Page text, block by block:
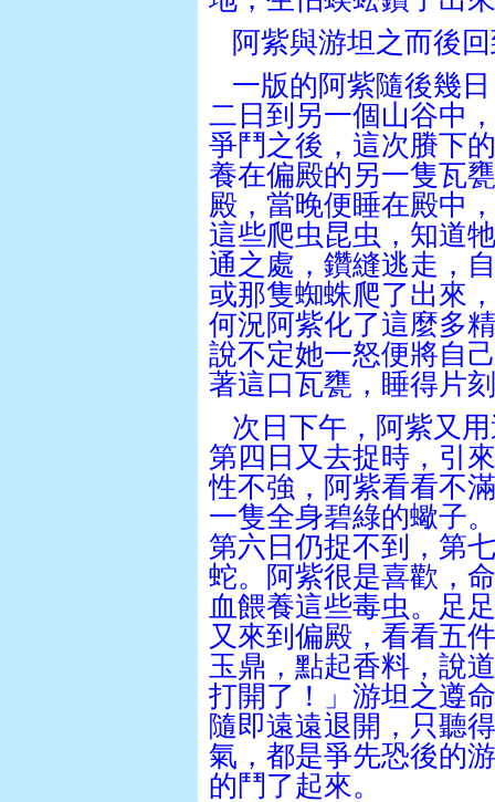
阿紫與游坦之而後
一版的阿紫隨後幾
二日到另一個山谷中
爭鬥之後，這次賸下
養在偏殿的另一隻瓦
殿，當晚便睡在殿中
這些爬虫昆虫，知道
通之處，鑽縫逃走，
或那隻蜘蛛爬了出來
何況阿紫化了這麼多
說不定她一怒便將自
著這口瓦甕，睡得片
次日下午，阿紫又
第四日又去捉時，引
性不強，阿紫看看不
一隻全身碧綠的蠍子
第六日仍捉不到，第
蛇。阿紫很是喜歡，
血餵養這些毒虫。足
又來到偏殿，看看五
玉鼎，點起香料，說
打開了！」游坦之遵
隨即遠遠退開，只聽
氣，都是爭先恐後的
的鬥了起來。